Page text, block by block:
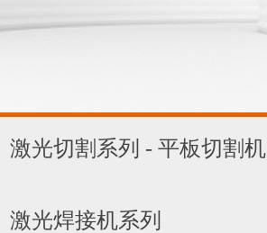
激光切割系列 - 平板切割机
激光焊接机系列